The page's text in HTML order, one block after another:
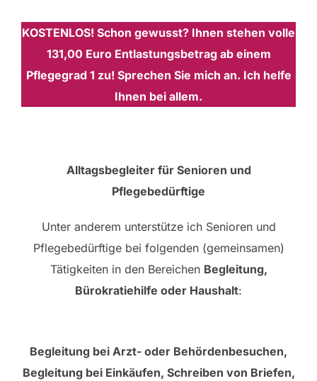
KOSTENLOS! Schon gewusst? Ihnen stehen volle
131,00 Euro Entlastungsbetrag ab einem
Pflegegrad 1 zu! Sprechen Sie mich an. Ich helfe
Ihnen bei allem.
Alltagsbegleiter für Senioren und
Pflegebedürftige
Unter anderem unterstütze ich Senioren und
Pflegebedürftige bei folgenden (gemeinsamen)
Tätigkeiten in den Bereichen Begleitung,
Bürokratiehilfe oder Haushalt:
Begleitung bei Arzt- oder Behördenbesuchen,
Begleitung bei Einkäufen, Schreiben von Briefen,